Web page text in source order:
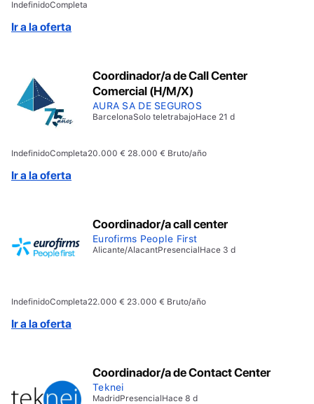
operaciones será valorada. Disponibilidad para viajar
por la zona de Aragón. Experiencia en gestión de
personas. Imprescindible carné de conducir. Nivel alto
IndefinidoCompleta
Ir a la oferta
Coordinador/a de Call Center
Comercial (H/M/X)
AURA SA DE SEGUROS
BarcelonaSolo teletrabajoHace 21 d
IndefinidoCompleta20.000 € 28.000 € Bruto/año
Ir a la oferta
Coordinador/a call center
Eurofirms People First
Alicante/AlacantPresencialHace 3 d
IndefinidoCompleta22.000 € 23.000 € Bruto/año
Ir a la oferta
Coordinador/a de Contact Center
Teknei
MadridPresencialHace 8 d